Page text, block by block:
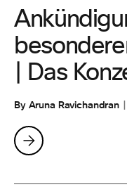
| Das
By Aruna Ravichandran